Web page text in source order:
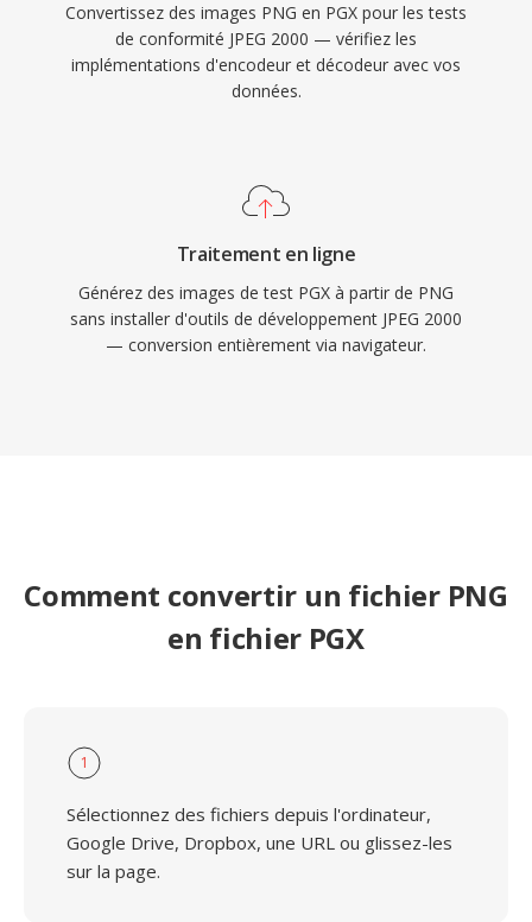
Convertissez des images PNG en PGX pour les tests
de conformité JPEG 2000 — vérifiez les
implémentations d'encodeur et décodeur avec vos
données.
Traitement en ligne
Générez des images de test PGX à partir de PNG
sans installer d'outils de développement JPEG 2000
— conversion entièrement via navigateur.
Comment convertir un fichier PNG
en fichier PGX
1
Sélectionnez des fichiers depuis l'ordinateur,
Google Drive, Dropbox, une URL ou glissez-les
sur la page.